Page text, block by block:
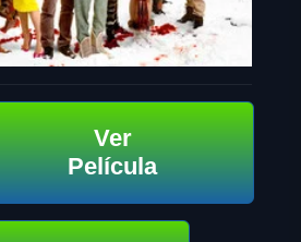
Ver
Película